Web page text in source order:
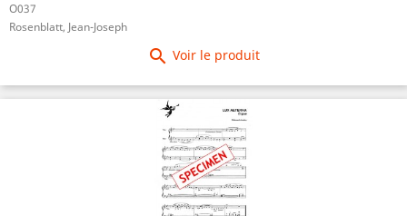
O037
Rosenblatt, Jean-Joseph
 Voir le produit